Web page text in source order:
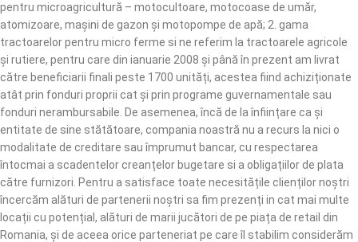
pentru microagricultură – motocultoare, motocoase de umăr,
atomizoare, mașini de gazon și motopompe de apă; 2. gama
tractoarelor pentru micro ferme si ne referim la tractoarele agricole
și rutiere, pentru care din ianuarie 2008 și până în prezent am livrat
către beneficiarii finali peste 1700 unități, acestea fiind achiziționate
atât prin fonduri proprii cat și prin programe guvernamentale sau
fonduri nerambursabile. De asemenea, încă de la înființare ca și
entitate de sine stătătoare, compania noastră nu a recurs la nici o
modalitate de creditare sau împrumut bancar, cu respectarea
întocmai a scadentelor creanțelor bugetare si a obligațiilor de plata
către furnizori. Pentru a satisface toate necesitățile clienților noștri
încercăm alături de partenerii noștri sa fim prezenți in cat mai multe
locații cu potențial, alături de marii jucători de pe piața de retail din
Romania, și de aceea orice parteneriat pe care îl stabilim considerăm